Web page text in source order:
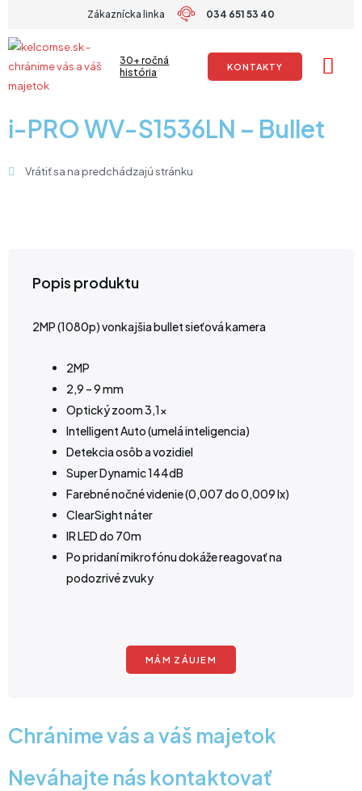
obsah
Zákaznícka linka 034 651 53 40
30+ ročná
história
KONTAKTY
i-PRO WV-S1536LN – Bullet
Vrátiť sa na predchádzajú stránku
Popis produktu
2MP (1080p) vonkajšia bullet sieťová kamera
2MP
2,9 – 9 mm
Optický zoom 3,1x
Intelligent Auto (umelá inteligencia)
Detekcia osôb a vozidiel
Super Dynamic 144dB
Farebné nočné videnie (0,007 do 0,009 lx)
ClearSight náter
IR LED do 70m
Po pridaní mikrofónu dokáže reagovať na
podozrivé zvuky
MÁM ZÁUJEM
Chránime vás a váš majetok
Neváhajte nás kontaktovať